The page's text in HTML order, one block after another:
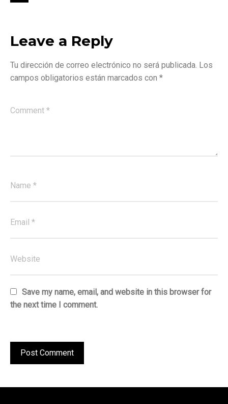
Leave a Reply
Tu dirección de correo electrónico no será publicada. Los
campos obligatorios están marcados con *
Save my name, email, and website in this browser for
the next time I comment.